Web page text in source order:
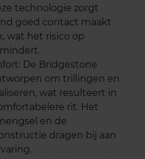
technologie zorgt
goed contact maakt
wat het risico op
De Bridgestone
om trillingen en
wat resulteert in
rit. Het
en de
dragen bij aan